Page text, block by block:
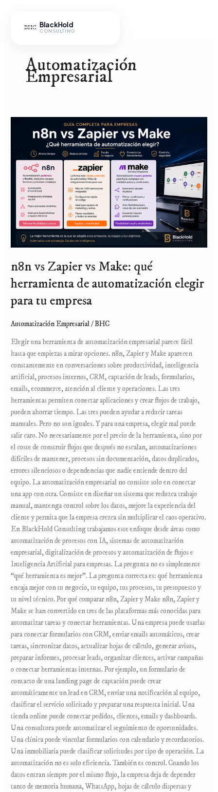
contenido
BlackHold
CONSULTING
Hub IA
Automatización
Empresarial
n8n vs Zapier vs Make: qué
herramienta de automatización elegir
para tu empresa
Automatización Empresarial/BHC
Elegir una herramienta de automatización empresarial parece fácil
hasta que empiezas a mirar opciones. n8n, Zapier y Make aparecen
constantemente en conversaciones sobre productividad, inteligencia
artificial, procesos internos, CRM, captación de leads, formularios,
emails, ecommerce, atención al cliente y operaciones. Las tres
herramientas permiten conectar aplicaciones y crear flujos de trabajo,
pueden ahorrar tiempo. Las tres pueden ayudar a reducir tareas
manuales. Pero no son iguales. Y para una empresa, elegir mal puede
salir caro. No necesariamente por el precio de la herramienta, sino por
el coste de construir flujos que después no escalan, automatizaciones
difíciles de mantener, procesos sin documentación, datos duplicados,
errores silenciosos o dependencias que nadie entiende dentro del
equipo. La automatización empresarial no consiste solo en conectar
una app con otra. Consiste en diseñar un sistema que reduzca trabajo
manual, mantenga control sobre los datos, mejore la experiencia del
cliente y permita que la empresa crezca sin multiplicar el caos operativo.
En BlackHold Consulting trabajamos este enfoque desde áreas como
automatización de procesos con IA, sistemas de automatización
empresarial, digitalización de procesos y automatización de flujos e
Inteligencia Artificial para empresas. La pregunta no es simplemente
“qué herramienta es mejor”. La pregunta correcta es: qué herramienta
encaja mejor con tu negocio, tu equipo, tus procesos, tu presupuesto y
tu nivel técnico. Por qué comparar n8n, Zapier y Make n8n, Zapier y
Make se han convertido en tres de las plataformas más conocidas para
automatizar tareas y conectar herramientas. Una empresa puede usarlas
para conectar formularios con CRM, enviar emails automáticos, crear
tareas, sincronizar datos, actualizar hojas de cálculo, generar avisos,
preparar informes, procesar leads, organizar clientes, activar campañas
o conectar herramientas internas. Por ejemplo, un formulario de
contacto de una landing page de captación puede crear
automáticamente un lead en CRM, enviar una notificación al equipo,
clasificar el servicio solicitado y preparar una respuesta inicial. Una
tienda online puede conectar pedidos, clientes, emails y dashboards.
Una consultora puede automatizar el seguimiento de oportunidades.
Una clínica puede vincular formularios con calendario y recordatorios.
Una inmobiliaria puede clasificar solicitudes por tipo de operación. La
automatización no es solo eficiencia. También es control. Cuando los
datos entran siempre por el mismo flujo, la empresa deja de depender
tanto de memoria humana, WhatsApp, hojas de cálculo dispersas y
Zapier
vs
Make:
herramienta
automatización
elegir
para
empresa